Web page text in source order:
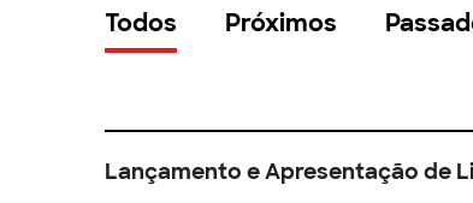
Todos Próximos
Lançamento e Apresentação de